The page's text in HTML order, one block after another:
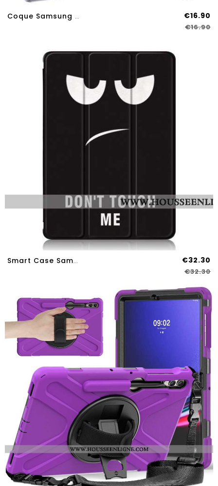
Coque Samsung Galaxy Tab S9 Plus Transparente €16.90
€16.90
Smart Case Samsung Galaxy Tab S9 Plus Dos Transparent Don't Touch Me €32.30
€32.30